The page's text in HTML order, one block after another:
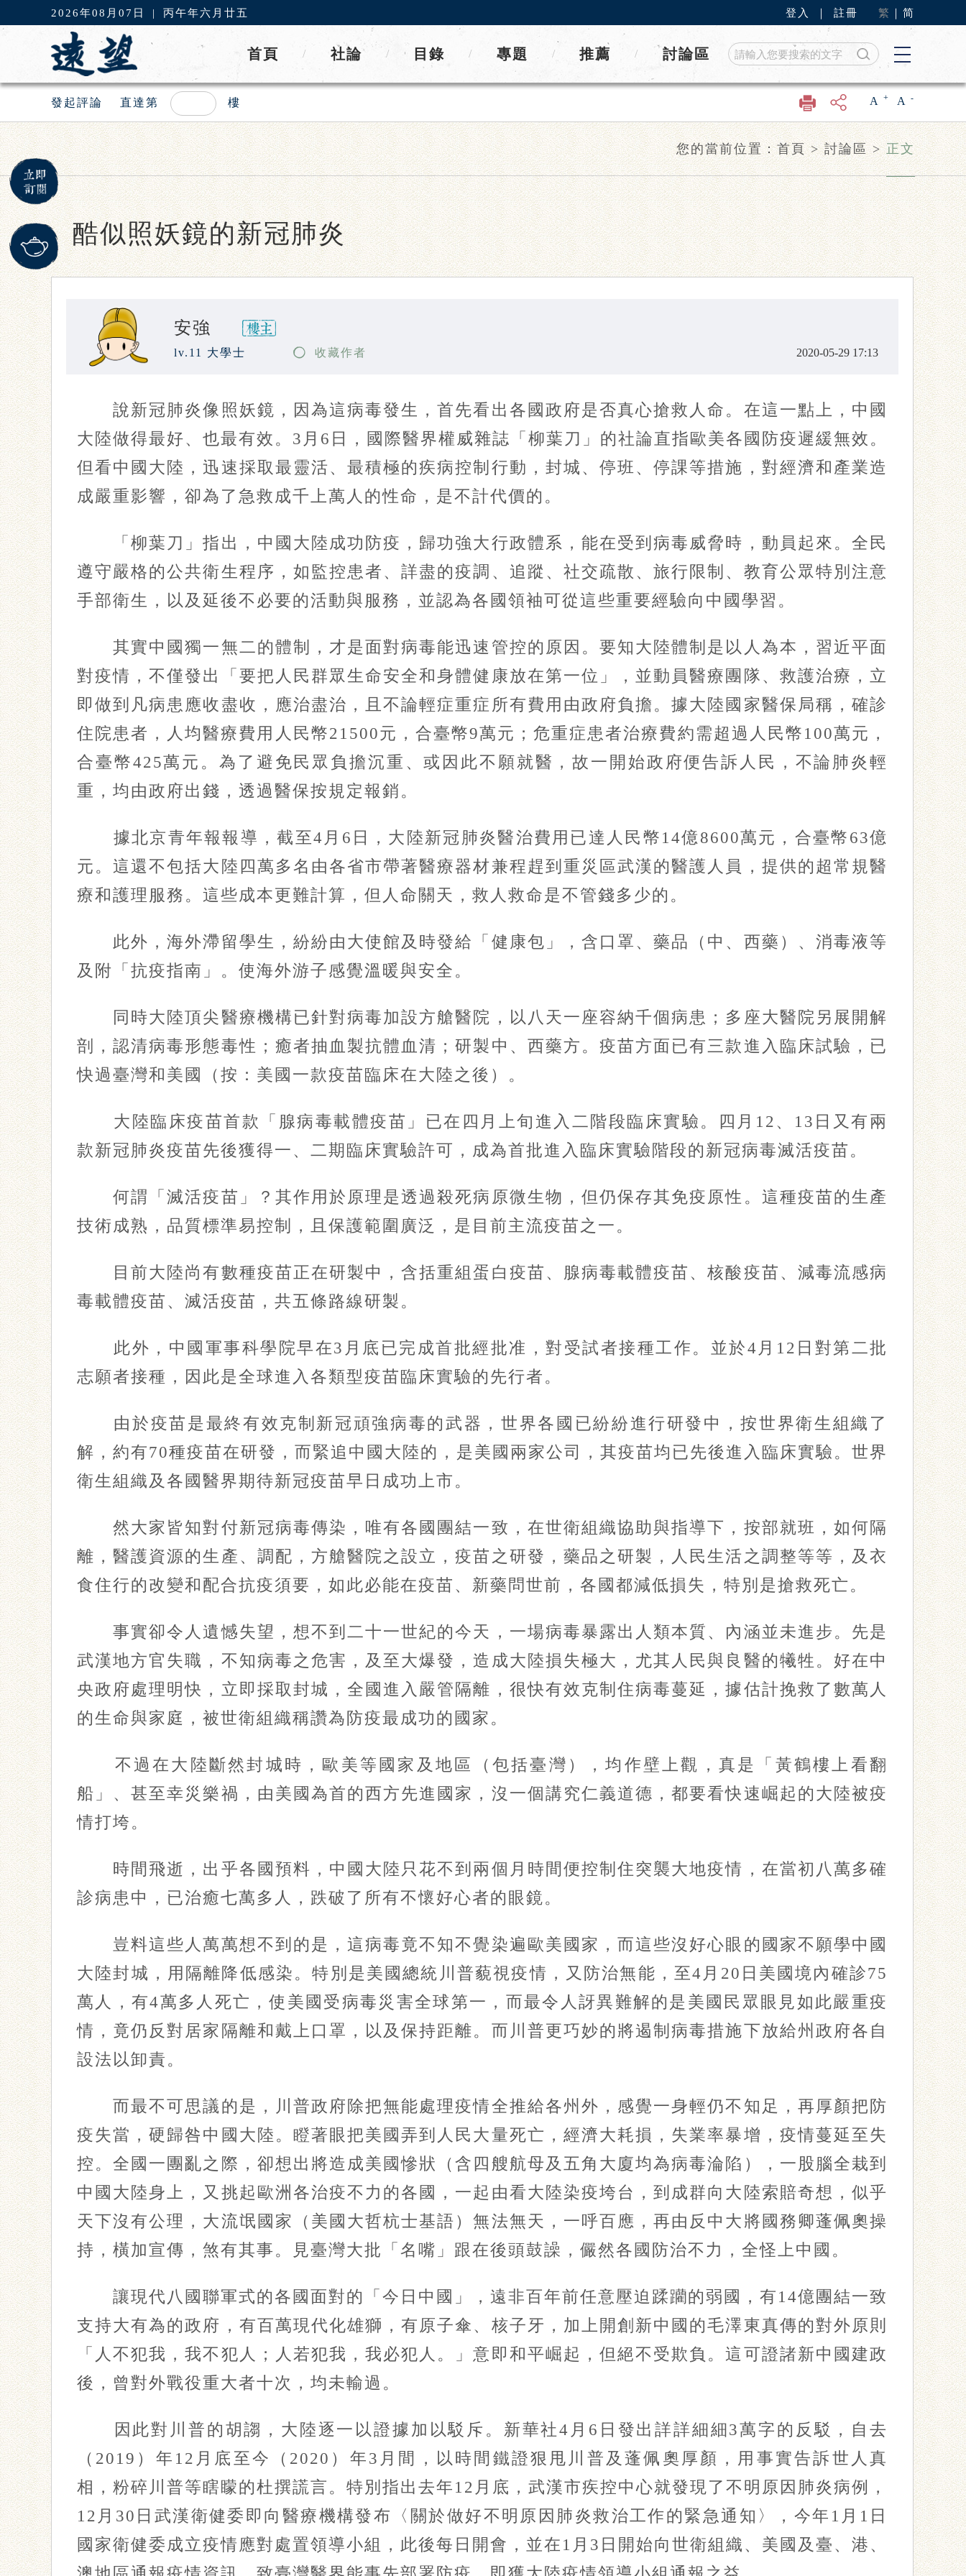
2026年08月07日 | 丙午年六月廿五 登入 註冊 繁 简
首頁 / 社論 / 目錄 / 專題 / 推薦 / 討論區
發起評論 直達第 樓 A + A -
您的當前位置：首頁>討論區 >正文
酷似照妖鏡的新冠肺炎
安強
lv.11 大學士 收藏作者 2020-05-29 17:13
說新冠肺炎像照妖鏡，因為這病毒發生，首先看出各國政府是否真心搶救人命。在這一點上，中國
大陸做得最好、也最有效。3月6日，國際醫界權威雜誌「柳葉刀」的社論直指歐美各國防疫遲緩無效。
但看中國大陸，迅速採取最靈活、最積極的疾病控制行動，封城、停班、停課等措施，對經濟和產業造
成嚴重影響，卻為了急救成千上萬人的性命，是不計代價的。
「柳葉刀」指出，中國大陸成功防疫，歸功強大行政體系，能在受到病毒威脅時，動員起來。全民
遵守嚴格的公共衛生程序，如監控患者、詳盡的疫調、追蹤、社交疏散、旅行限制、教育公眾特別注意
手部衛生，以及延後不必要的活動與服務，並認為各國領袖可從這些重要經驗向中國學習。
其實中國獨一無二的體制，才是面對病毒能迅速管控的原因。要知大陸體制是以人為本，習近平面
對疫情，不僅發出「要把人民群眾生命安全和身體健康放在第一位」，並動員醫療團隊、救護治療，立
即做到凡病患應收盡收，應治盡治，且不論輕症重症所有費用由政府負擔。據大陸國家醫保局稱，確診
住院患者，人均醫療費用人民幣21500元，合臺幣9萬元；危重症患者治療費約需超過人民幣100萬元，
合臺幣425萬元。為了避免民眾負擔沉重、或因此不願就醫，故一開始政府便告訴人民，不論肺炎輕
重，均由政府出錢，透過醫保按規定報銷。
據北京青年報報導，截至4月6日，大陸新冠肺炎醫治費用已達人民幣14億8600萬元，合臺幣63億
元。這還不包括大陸四萬多名由各省市帶著醫療器材兼程趕到重災區武漢的醫護人員，提供的超常規醫
療和護理服務。這些成本更難計算，但人命關天，救人救命是不管錢多少的。
此外，海外滯留學生，紛紛由大使館及時發給「健康包」，含口罩、藥品（中、西藥）、消毒液等
及附「抗疫指南」。使海外游子感覺溫暖與安全。
同時大陸頂尖醫療機構已針對病毒加設方艙醫院，以八天一座容納千個病患；多座大醫院另展開解
剖，認清病毒形態毒性；癒者抽血製抗體血清；研製中、西藥方。疫苗方面已有三款進入臨床試驗，已
快過臺灣和美國（按：美國一款疫苗臨床在大陸之後）。
大陸臨床疫苗首款「腺病毒載體疫苗」已在四月上旬進入二階段臨床實驗。四月12、13日又有兩
款新冠肺炎疫苗先後獲得一、二期臨床實驗許可，成為首批進入臨床實驗階段的新冠病毒滅活疫苗。
何謂「滅活疫苗」？其作用於原理是透過殺死病原微生物，但仍保存其免疫原性。這種疫苗的生產
技術成熟，品質標準易控制，且保護範圍廣泛，是目前主流疫苗之一。
目前大陸尚有數種疫苗正在研製中，含括重組蛋白疫苗、腺病毒載體疫苗、核酸疫苗、減毒流感病
毒載體疫苗、滅活疫苗，共五條路線研製。
此外，中國軍事科學院早在3月底已完成首批經批准，對受試者接種工作。並於4月12日對第二批
志願者接種，因此是全球進入各類型疫苗臨床實驗的先行者。
由於疫苗是最終有效克制新冠頑強病毒的武器，世界各國已紛紛進行研發中，按世界衛生組織了
解，約有70種疫苗在研發，而緊追中國大陸的，是美國兩家公司，其疫苗均已先後進入臨床實驗。世界
衛生組織及各國醫界期待新冠疫苗早日成功上市。
然大家皆知對付新冠病毒傳染，唯有各國團結一致，在世衛組織協助與指導下，按部就班，如何隔
離，醫護資源的生產、調配，方艙醫院之設立，疫苗之研發，藥品之研製，人民生活之調整等等，及衣
食住行的改變和配合抗疫須要，如此必能在疫苗、新藥問世前，各國都減低損失，特別是搶救死亡。
事實卻令人遺憾失望，想不到二十一世紀的今天，一場病毒暴露出人類本質、內涵並未進步。先是
武漢地方官失職，不知病毒之危害，及至大爆發，造成大陸損失極大，尤其人民與良醫的犧牲。好在中
央政府處理明快，立即採取封城，全國進入嚴管隔離，很快有效克制住病毒蔓延，據估計挽救了數萬人
的生命與家庭，被世衛組織稱讚為防疫最成功的國家。
不過在大陸斷然封城時，歐美等國家及地區（包括臺灣），均作壁上觀，真是「黃鶴樓上看翻
船」、甚至幸災樂禍，由美國為首的西方先進國家，沒一個講究仁義道德，都要看快速崛起的大陸被疫
情打垮。
時間飛逝，出乎各國預料，中國大陸只花不到兩個月時間便控制住突襲大地疫情，在當初八萬多確
診病患中，已治癒七萬多人，跌破了所有不懷好心者的眼鏡。
豈料這些人萬萬想不到的是，這病毒竟不知不覺染遍歐美國家，而這些沒好心眼的國家不願學中國
大陸封城，用隔離降低感染。特別是美國總統川普藐視疫情，又防治無能，至4月20日美國境內確診75
萬人，有4萬多人死亡，使美國受病毒災害全球第一，而最令人訝異難解的是美國民眾眼見如此嚴重疫
情，竟仍反對居家隔離和戴上口罩，以及保持距離。而川普更巧妙的將遏制病毒措施下放給州政府各自
設法以卸責。
而最不可思議的是，川普政府除把無能處理疫情全推給各州外，感覺一身輕仍不知足，再厚顏把防
疫失當，硬歸咎中國大陸。瞪著眼把美國弄到人民大量死亡，經濟大耗損，失業率暴增，疫情蔓延至失
控。全國一團亂之際，卻想出將造成美國慘狀（含四艘航母及五角大廈均為病毒淪陷），一股腦全栽到
中國大陸身上，又挑起歐洲各治疫不力的各國，一起由看大陸染疫垮台，到成群向大陸索賠奇想，似乎
天下沒有公理，大流氓國家（美國大哲杭士基語）無法無天，一呼百應，再由反中大將國務卿蓬佩奧操
持，橫加宣傳，煞有其事。見臺灣大批「名嘴」跟在後頭鼓譟，儼然各國防治不力，全怪上中國。
讓現代八國聯軍式的各國面對的「今日中國」，遠非百年前任意壓迫蹂躪的弱國，有14億團結一致
支持大有為的政府，有百萬現代化雄獅，有原子傘、核子牙，加上開創新中國的毛澤東真傳的對外原則
「人不犯我，我不犯人；人若犯我，我必犯人。」意即和平崛起，但絕不受欺負。這可證諸新中國建政
後，曾對外戰役重大者十次，均未輸過。
因此對川普的胡謅，大陸逐一以證據加以駁斥。新華社4月6日發出詳詳細細3萬字的反駁，自去
（2019）年12月底至今（2020）年3月間，以時間鐵證狠甩川普及蓬佩奧厚顏，用事實告訴世人真
相，粉碎川普等瞎矇的杜撰謊言。特別指出去年12月底，武漢市疾控中心就發現了不明原因肺炎病例，
12月30日武漢衛健委即向醫療機構發布〈關於做好不明原因肺炎救治工作的緊急通知〉，今年1月1日
國家衛健委成立疫情應對處置領導小組，此後每日開會，並在1月3日開始向世衛組織、美國及臺、港、